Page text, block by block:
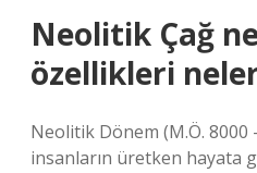
Neolitik Çağ
özellikleri
Neolitik Dönem (M.Ö. 8000
insanların üretken hayata